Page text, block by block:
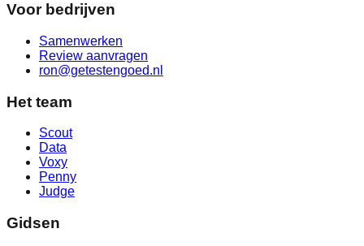
Voor bedrijven
Samenwerken
Review aanvragen
ron@getestengoed.nl
Het team
Scout
Data
Voxy
Penny
Judge
Gidsen